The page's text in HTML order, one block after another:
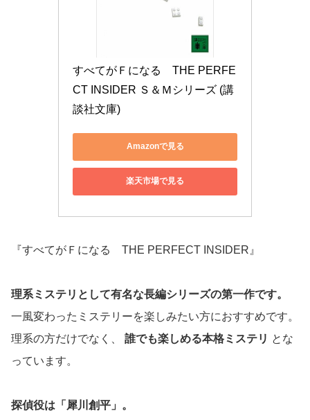
すべてがＦになる　THE PERFE
CT INSIDER Ｓ＆Ｍシリーズ (講
談社文庫)
Amazonで見る
楽天市場で見る
『すべてがＦになる THE PERFECT INSIDER』
理系ミステリとして有名な長編シリーズの第一作です。
一風変わったミステリーを楽しみたい方におすすめです。
理系の方だけでなく、 誰でも楽しめる本格ミステリ とな
っています。
探偵役は「犀川創平」。